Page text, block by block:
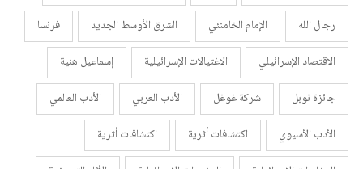
رجال الله
الإمام الخامنئي الشرق الأوسط الجديد
فرنسا
الاقتصاد الإسرائيلي
الاغتيالات الإسرائيلية
إسماعيل هنية
جائزة نوبل
شركة غوغل الأدب العربي
الأدب العالمي
الأدب الأسيوي
اكتشافات أثرية
اكتشافات أثرية